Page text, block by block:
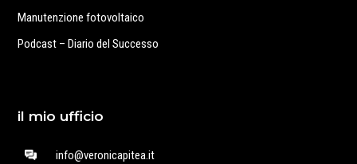
Manutenzione fotovoltaico
Podcast – Diario del Successo
il mio ufficio
info@veronicapitea.it